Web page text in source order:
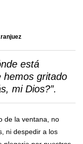
está
hemos gritado
mi Dios?”.
de la ventana, no
ni despedir a los